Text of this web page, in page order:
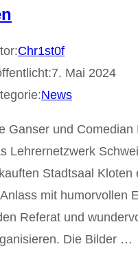
Chr1st0f
7. Mai 2024
News
Ganser und Comedian
Lehrernetzwerk
Stadtsaal Kloten
mit humorvollen
Referat und
Die Bilder …